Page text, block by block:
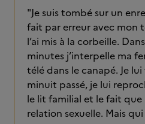
"Je suis tombé sur un
fait par erreur avec mon
l’ai mis à la corbeille.
minutes j’interpelle ma
télé dans le canapé. Je
minuit passé, je lui
le lit familial et le fait que
relation sexuelle. Mais